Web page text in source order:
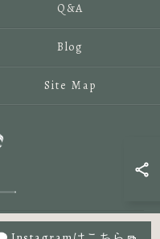
Q&A
Blog
Site Map